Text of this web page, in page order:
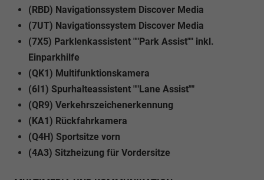
(RBD) Navigationssystem Discover Media
(7UT) Navigationssystem Discover Media
(7X5) Parklenkassistent ""Park Assist"" inkl.
Einparkhilfe
(QK1) Multifunktionskamera
(6I1) Spurhalteassistent ""Lane Assist""
(QR9) Verkehrszeichenerkennung
(KA1) Rückfahrkamera
(Q4H) Sportsitze vorn
(4A3) Sitzheizung für Vordersitze